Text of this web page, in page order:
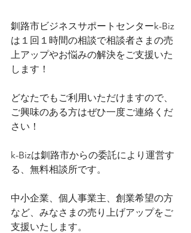
釧路市ビジネスサポートセンターk-Biz
は１回１時間の相談で相談者さまの売
上アップやお悩みの解決をご支援いた
します！
どなたでもご利用いただけますので、
ご興味のある方はぜひ一度ご連絡くだ
さい！
k-Bizは釧路市からの委託により運営す
る、無料相談所です。
中小企業、個人事業主、創業希望の方
など、みなさまの売り上げアップをご
支援いたします。